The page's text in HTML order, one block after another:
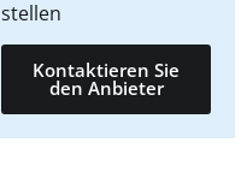
stellen
Kontaktieren Sie
den Anbieter